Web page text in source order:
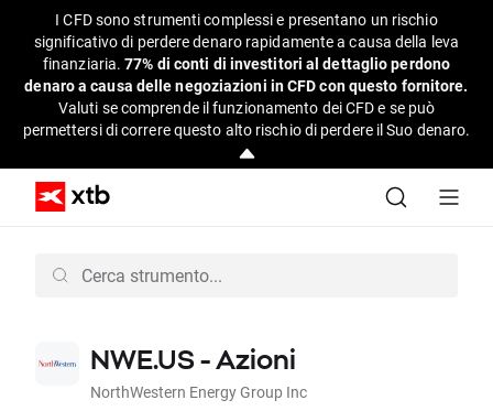
I CFD sono strumenti complessi e presentano un rischio
significativo di perdere denaro rapidamente a causa della leva
finanziaria.77% di conti di investitori al dettaglio perdono
denaro a causa delle negoziazioni in CFD con questo fornitore.
Valuti se comprende il funzionamento dei CFD e se può
permettersi di correre questo alto rischio di perdere il Suo denaro.
NWE.US - Azioni
NorthWestern Energy Group Inc